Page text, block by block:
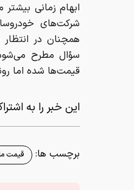
ابهام زمانی
شرکت‌های
همچنان در
سؤال مطرح
قیمت‌ها شده اما
این خبر را به
برچسب ها: قیمت